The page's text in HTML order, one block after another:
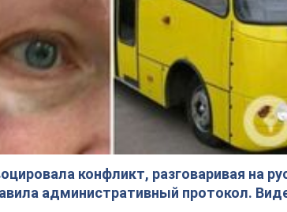
конфликт, разговаривая на
административный протокол.